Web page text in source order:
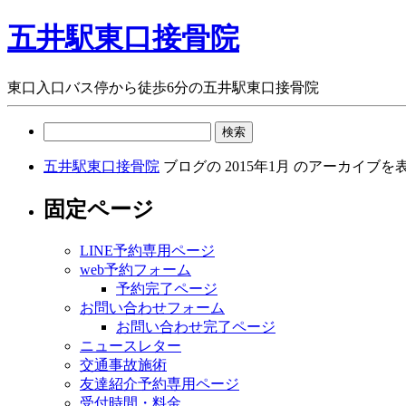
五井駅東口接骨院
東口入口バス停から徒歩6分の五井駅東口接骨院
五井駅東口接骨院 ブログの 2015年1月 のアーカイブを
固定ページ
LINE予約専用ページ
web予約フォーム
予約完了ページ
お問い合わせフォーム
お問い合わせ完了ページ
ニュースレター
交通事故施術
友達紹介予約専用ページ
受付時間・料金